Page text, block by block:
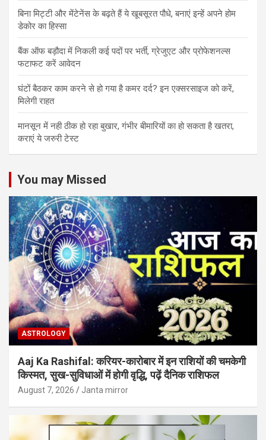
बिना मिट्टी और मेंटेनेंस के बढ़ते हैं ये खूबसूरत पौधे, बनाएं इन्‍हें अपने होम
डेकोर का हिस्‍सा
बैंक ऑफ बड़ौदा में निकली कई पदों पर भर्ती, ग्रेजुएट और प्रोफेशनल्स
फटाफट करें आवेदन
घंटों बैठकर काम करने से हो गया है कमर दर्द? इन एक्सरसाइज को करें,
मिलेगी राहत
मानसून में नही ठीक हो रहा बुखार, गंभीर बीमारियों का हो सकता है खतरा,
कराएं ये जरुरी टेस्ट
You may Missed
ASTROLOGY
Aaj Ka Rashifal: करियर-कारोबार में इन राशियों की चमकेगी
किस्मत, सुख-सुविधाओं में होगी वृद्धि, पढ़ें दैनिक राशिफल
August 7, 2026 Janta mirror